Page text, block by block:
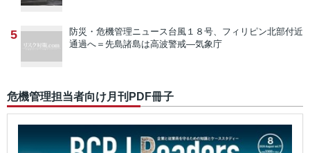
5 防災・危機管理ニュース台風１８号、フィリピン北部付近
通過へ＝先島諸島は高波警戒―気象庁
危機管理担当者向け月刊PDF冊子